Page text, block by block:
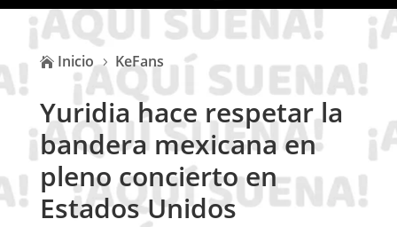
 Inicio 5 KeFans
Yuridia hace respetar la
bandera mexicana en
pleno concierto en
Estados Unidos